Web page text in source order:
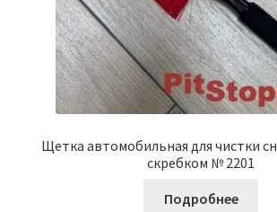
Щетка автомобильная для чистки
скребком № 2201
Подробнее